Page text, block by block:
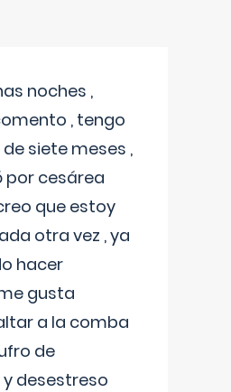
noches ,
, tengo
siete meses ,
por cesárea
que estoy
otra vez , ya
hacer
gusta
a la comba
de
desestreso